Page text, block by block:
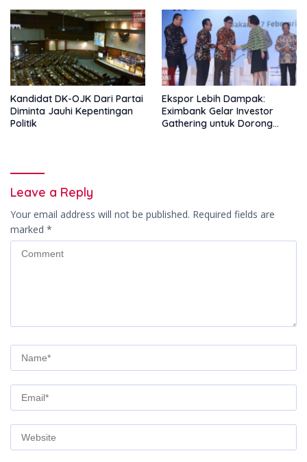
Kandidat DK-OJK Dari Partai
Diminta Jauhi Kepentingan
Politik
Ekspor Lebih Dampak:
Eximbank Gelar Investor
Gathering untuk Dorong
Leave a Reply
Your email address will not be published. Required fields are
marked *